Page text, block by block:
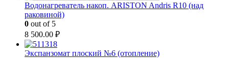
Водонагреватель накоп. ARISTON Andris R10 (над
раковиной)
0 out of 5
8 500.00 ₽
Экспанзомат плоский №6 (отопление)